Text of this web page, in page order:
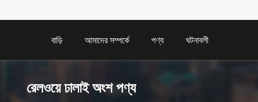
বাড়ি আমাদের সম্পর্কে পণ্য ঘটনাবলী
রেলওয়ে ঢালাই অংশ পণ্য